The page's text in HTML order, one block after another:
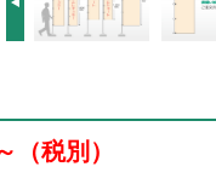
（税別）